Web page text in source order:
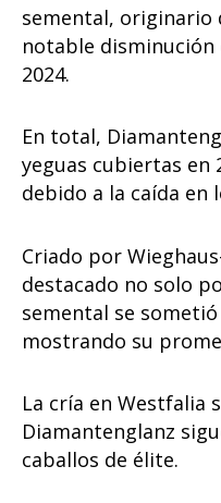
semental, originario
notable disminución
2024.
En total,
yeguas cubiertas en
debido a la caída en
Criado por
destacado no solo
semental se
mostrando su
La cría en Westfalia
Diamantenglanz
caballos de élite.